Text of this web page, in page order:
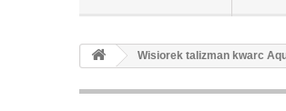
Wisiorek talizman kwarc